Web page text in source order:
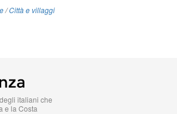
/Città e villaggi
italiani che
e la Costa